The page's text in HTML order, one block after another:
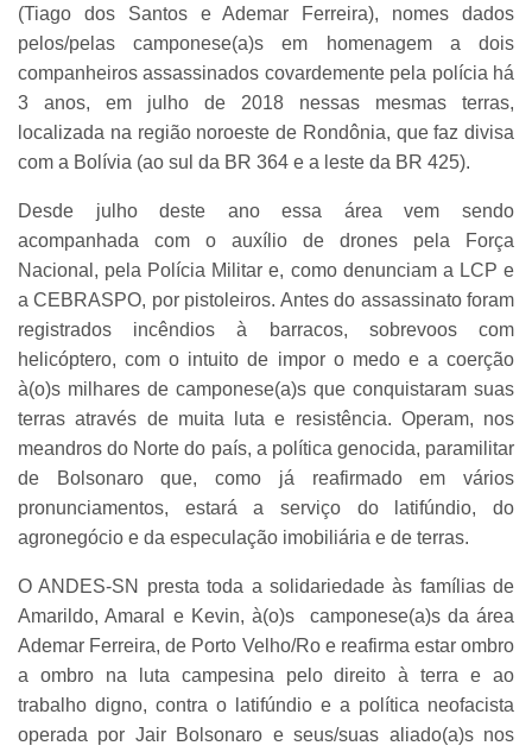
(Tiago dos Santos e Ademar Ferreira), nomes dados
pelos/pelas camponese(a)s em homenagem a dois
companheiros assassinados covardemente pela polícia há
3 anos, em julho de 2018 nessas mesmas terras,
localizada na região noroeste de Rondônia, que faz divisa
com a Bolívia (ao sul da BR 364 e a leste da BR 425).
Desde julho deste ano essa área vem sendo
acompanhada com o auxílio de drones pela Força
Nacional, pela Polícia Militar e, como denunciam a LCP e
a CEBRASPO, por pistoleiros. Antes do assassinato foram
registrados incêndios à barracos, sobrevoos com
helicóptero, com o intuito de impor o medo e a coerção
à(o)s milhares de camponese(a)s que conquistaram suas
terras através de muita luta e resistência. Operam, nos
meandros do Norte do país, a política genocida, paramilitar
de Bolsonaro que, como já reafirmado em vários
pronunciamentos, estará a serviço do latifúndio, do
agronegócio e da especulação imobiliária e de terras.
O ANDES-SN presta toda a solidariedade às famílias de
Amarildo, Amaral e Kevin, à(o)s camponese(a)s da área
Ademar Ferreira, de Porto Velho/Ro e reafirma estar ombro
a ombro na luta campesina pelo direito à terra e ao
trabalho digno, contra o latifúndio e a política neofacista
operada por Jair Bolsonaro e seus/suas aliado(a)s nos